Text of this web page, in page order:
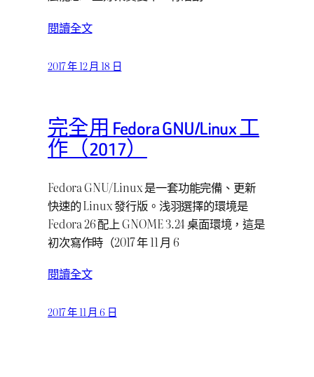
閱讀全文
2017 年 12 月 18 日
完全用 Fedora GNU/Linux 工
作（2017）
Fedora GNU/Linux 是一套功能完備、更新
快速的 Linux 發行版。浅羽選擇的環境是
Fedora 26 配上 GNOME 3.24 桌面環境，這是
初次寫作時（2017 年 11 月 6
閱讀全文
2017 年 11 月 6 日